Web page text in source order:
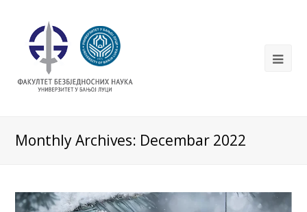
Monthly Archives: Decembar 2022